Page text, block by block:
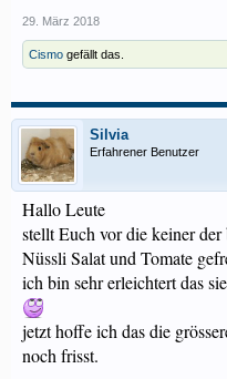
29. März 2018
Cismo gefällt das.
Silvia
Erfahrener Benutzer
Hallo Leute
stellt Euch vor die keiner
Nüssli Salat und Tomate
ich bin sehr erleichtert das
jetzt hoffe ich das die
noch frisst.